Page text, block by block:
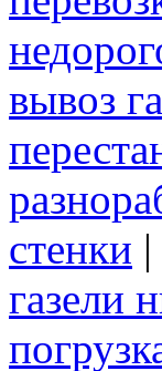
вывоз
стенки |
газели